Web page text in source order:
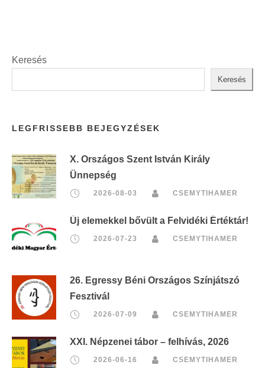
Keresés
Keresés
LEGFRISSEBB BEJEGYZÉSEK
X. Országos Szent István Király
Ünnepség
2026-08-03 CSEMYTIHAMER
Új elemekkel bővült a Felvidéki Értéktár!
2026-07-23 CSEMYTIHAMER
26. Egressy Béni Országos Színjátszó
Fesztivál
2026-07-09 CSEMYTIHAMER
XXI. Népzenei tábor – felhívás, 2026
2026-06-16 CSEMYTIHAMER